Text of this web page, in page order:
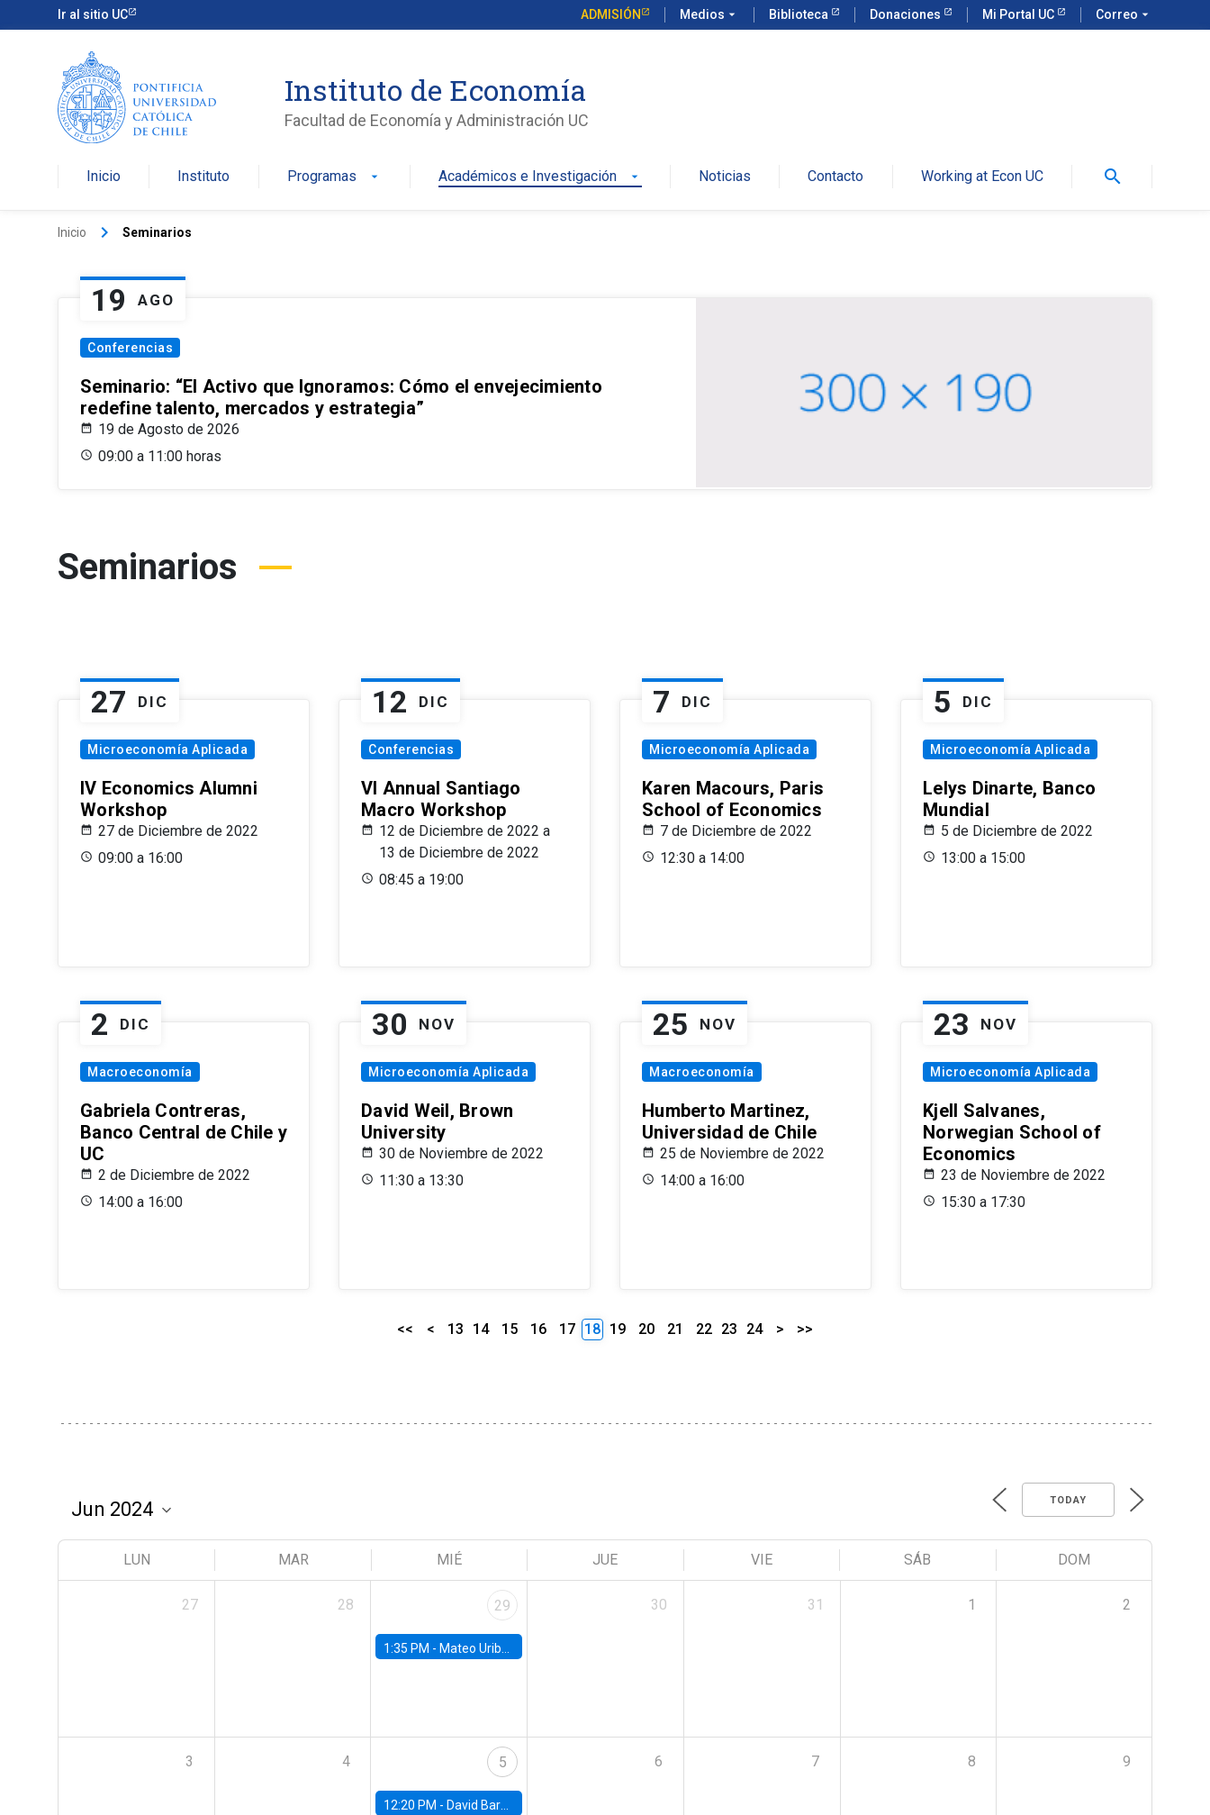
Ir al sitio UC ADMISIÓN Medios arrow_drop_down Biblioteca Donaciones Mi Portal UC Correo arrow_drop_down
Instituto de Economía
Facultad de Economía y Administración UC
Inicio Instituto Programas arrow_drop_down Académicos e Investigación arrow_drop_down Noticias Contacto Working at Econ UC search
Inicio keyboard_arrow_right Seminarios
19 AGO
Conferencias
Seminario: “El Activo que Ignoramos: Cómo el envejecimiento
redefine talento, mercados y estrategia”
19 de Agosto de 2026
09:00 a 11:00 horas
Seminarios
27 DIC
Microeconomía Aplicada
IV Economics Alumni
Workshop
27 de Diciembre de 2022
09:00 a 16:00
12 DIC
Conferencias
VI Annual Santiago
Macro Workshop
12 de Diciembre de 2022 a
13 de Diciembre de 2022
08:45 a 19:00
7 DIC
Microeconomía Aplicada
Karen Macours, Paris
School of Economics
7 de Diciembre de 2022
12:30 a 14:00
5 DIC
Microeconomía Aplicada
Lelys Dinarte, Banco
Mundial
5 de Diciembre de 2022
13:00 a 15:00
2 DIC
Macroeconomía
Gabriela Contreras,
Banco Central de Chile y
UC
2 de Diciembre de 2022
14:00 a 16:00
30 NOV
Microeconomía Aplicada
David Weil, Brown
University
30 de Noviembre de 2022
11:30 a 13:30
25 NOV
Macroeconomía
Humberto Martinez,
Universidad de Chile
25 de Noviembre de 2022
14:00 a 16:00
23 NOV
Microeconomía Aplicada
Kjell Salvanes,
Norwegian School of
Economics
23 de Noviembre de 2022
15:30 a 17:30
<< < 13 14 15 16 17 18 19 20 21 22 23 24 > >>
TODAY
LUN MAR MIÉ JUE VIE SÁB DOM
27 28 29
1:35 PM - Mateo Uribe-Castro, Universidad de los Andes (Colombia)
30 31 1 2
3 4 5
12:20 PM - David Bardey, Universidad de los Andes - CEDE
6 7 8 9